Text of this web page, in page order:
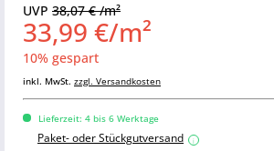
UVP 38,07 € /m²
33,99 €/m²
10% gespart
inkl. MwSt. zzgl. Versandkosten
Lieferzeit: 4 bis 6 Werktage
Paket- oder Stückgutversand i